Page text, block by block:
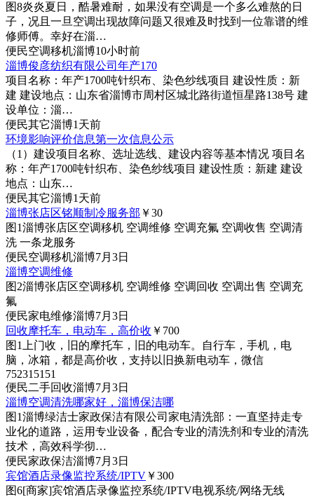
图8炎炎夏日，酷暑难耐，如果没有空调是一个多么难熬的日
子，况且一旦空调出现故障问题又很难及时找到一位靠谱的维
修师傅。幸好在淄…
便民空调移机淄博10小时前
淄博俊彦纺织有限公司年产170
项目名称：年产1700吨针织布、染色纱线项目 建设性质：新
建 建设地点：山东省淄博市周村区城北路街道恒星路138号 建
设单位：淄…
便民其它淄博1天前
环境影响评价信息第一次信息公示
（1）建设项目名称、选址选线、建设内容等基本情况 项目名
称：年产1700吨针织布、染色纱线项目 建设性质：新建 建设
地点：山东…
便民其它淄博1天前
淄博张店区铭顺制冷服务部 ￥30
图1淄博张店区空调移机 空调维修 空调充氟 空调收售 空调清
洗 一条龙服务
便民空调移机淄博7月3日
淄博空调维修
图2淄博张店区空调移机 空调维修 空调回收 空调出售 空调充
氟
便民家电维修淄博7月3日
回收摩托车，电动车，高价收 ￥700
图1
上门收，旧的摩托车，旧的电动车。自行车，手机，电
脑，冰箱，都是高价收，支持以旧换新电动车，微信
752315151
便民二手回收淄博7月3日
淄博空调清洗哪家好，淄博保洁哪
图1淄博绿洁士家政保洁有限公司家电清洗部：一直坚持走专
业化的道路，运用专业设备，配合专业的清洗剂和专业的清洗
技术，高效科学彻…
便民家政保洁淄博7月3日
宾馆酒店录像监控系统/IPTV ￥300
图6[商家]宾馆酒店录像监控系统/IPTV电视系统/网络无线